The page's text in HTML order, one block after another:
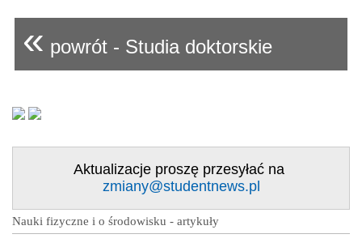
« powrót - Studia doktorskie
Aktualizacje proszę przesyłać na
zmiany@studentnews.pl
Nauki fizyczne i o środowisku - artykuły